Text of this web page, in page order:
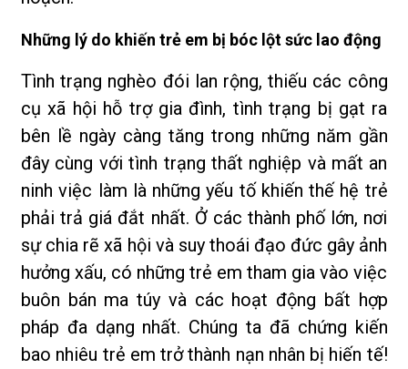
Những lý do khiến trẻ em bị bóc lột sức lao động
Tình trạng nghèo đói lan rộng, thiếu các công
cụ xã hội hỗ trợ gia đình, tình trạng bị gạt ra
bên lề ngày càng tăng trong những năm gần
đây cùng với tình trạng thất nghiệp và mất an
ninh việc làm là những yếu tố khiến thế hệ trẻ
phải trả giá đắt nhất. Ở các thành phố lớn, nơi
sự chia rẽ xã hội và suy thoái đạo đức gây ảnh
hưởng xấu, có những trẻ em tham gia vào việc
buôn bán ma túy và các hoạt động bất hợp
pháp đa dạng nhất. Chúng ta đã chứng kiến
bao nhiêu trẻ em trở thành nạn nhân bị hiến tế!